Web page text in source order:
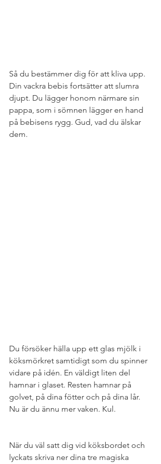
Så du bestämmer dig för att kliva upp.
Din vackra bebis fortsätter att slumra
djupt. Du lägger honom närmare sin
pappa, som i sömnen lägger en hand
på bebisens rygg. Gud, vad du älskar
dem.
Du försöker hälla upp ett glas mjölk i
köksmörkret samtidigt som du spinner
vidare på idén. En väldigt liten del
hamnar i glaset. Resten hamnar på
golvet, på dina fötter och på dina lår.
Nu är du ännu mer vaken. Kul.
När du väl satt dig vid köksbordet och
lyckats skriva ner dina tre magiska